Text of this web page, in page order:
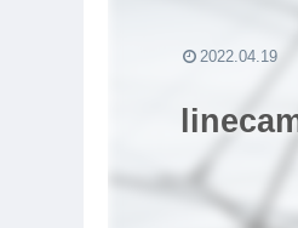
2022.04.19